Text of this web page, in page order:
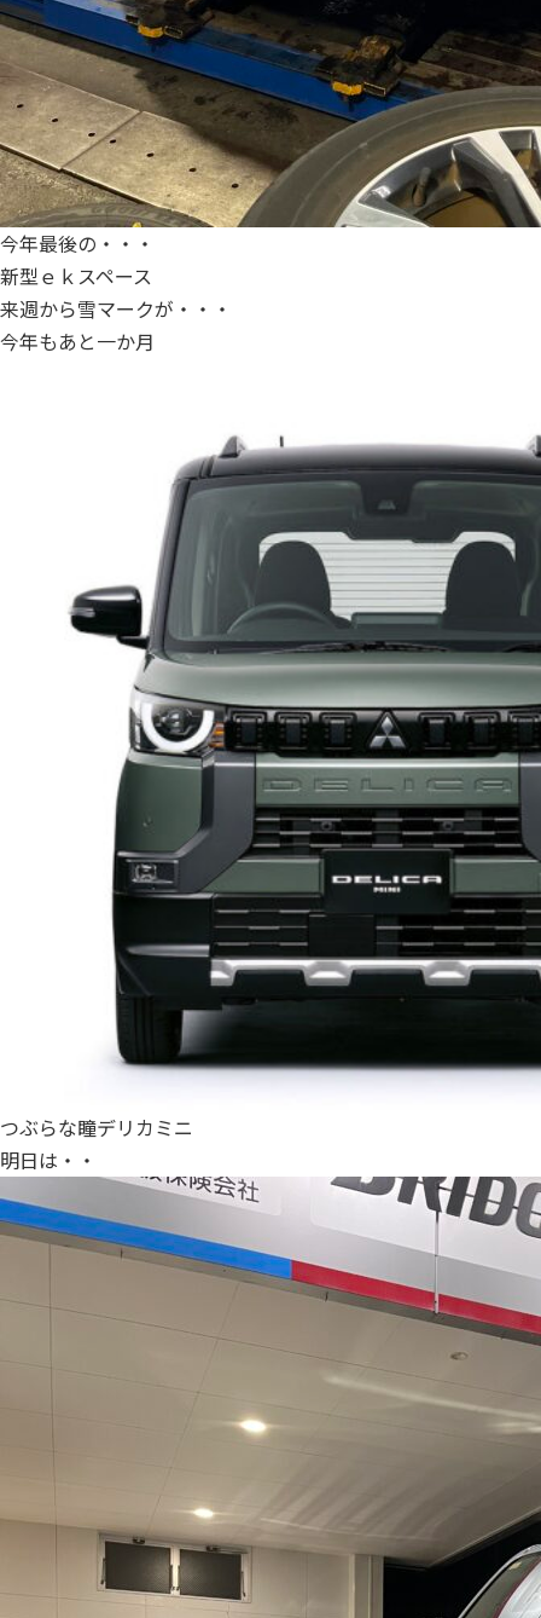
今年最後の・・・
新型ｅｋスペース
来週から雪マークが・・・
今年もあと一か月
つぶらな瞳デリカミニ
明日は・・